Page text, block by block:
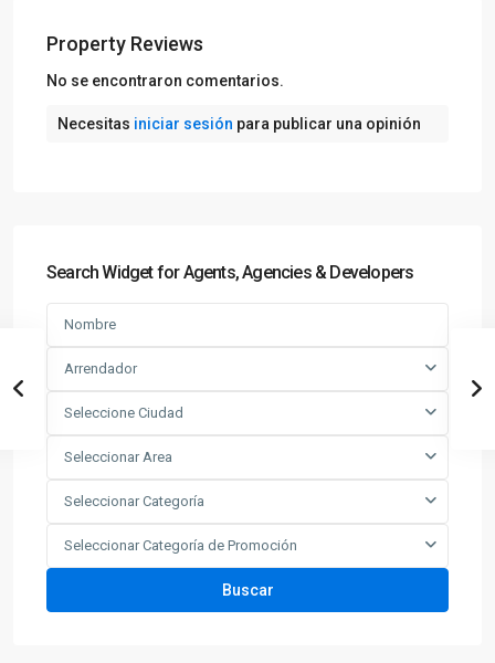
Property Reviews
No se encontraron comentarios.
Necesitas iniciar sesión para publicar una opinión
Search Widget for Agents, Agencies & Developers
Arrendador
Seleccione Ciudad
Seleccionar Area
Seleccionar Categoría
Seleccionar Categoría de Promoción
Buscar